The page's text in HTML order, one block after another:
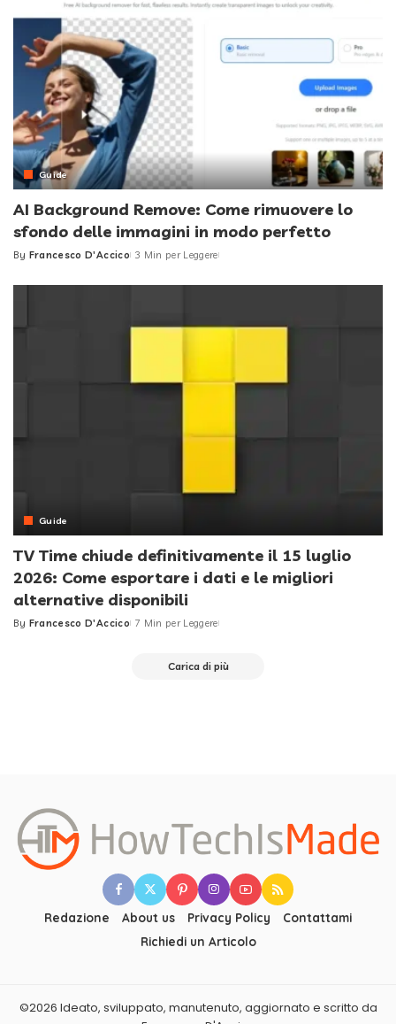
Guide
AI Background Remove: Come rimuovere lo
sfondo delle immagini in modo perfetto
Posted
By Francesco D'Accico 3 Min per Leggere
Guide
TV Time chiude definitivamente il 15 luglio
2026: Come esportare i dati e le migliori
alternative disponibili
Posted
By Francesco D'Accico 7 Min per Leggere
Carica di più
Redazione About us Privacy Policy
Contattami
Richiedi un Articolo
©2026 Ideato, sviluppato, manutenuto, aggiornato e scritto da